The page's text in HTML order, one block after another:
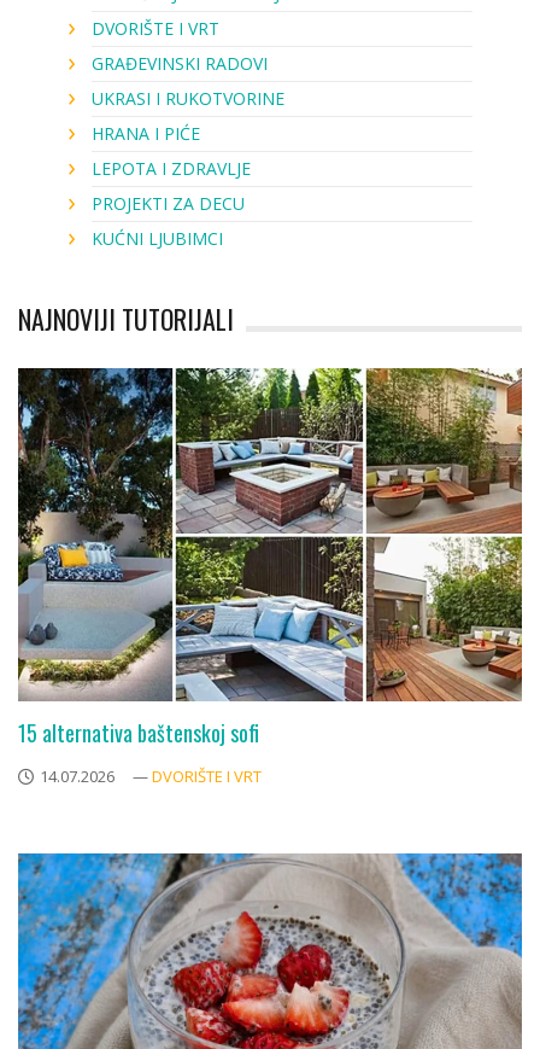
DVORIŠTE I VRT
GRAĐEVINSKI RADOVI
UKRASI I RUKOTVORINE
HRANA I PIĆE
LEPOTA I ZDRAVLJE
PROJEKTI ZA DECU
KUĆNI LJUBIMCI
NAJNOVIJI TUTORIJALI
15 alternativa baštenskoj sofi
14.07.2026 —DVORIŠTE I VRT